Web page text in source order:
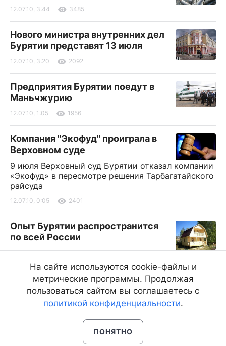
12.07.10, 3:44 3485
Нового министра внутренних дел
Бурятии представят 13 июля
12.07.10, 3:20 2092
Предприятия Бурятии поедут в
Маньчжурию
12.07.10, 1:05 1956
Компания "Экофуд" проиграла в
Верховном суде
9 июля Верховный суд Бурятии отказал компании
«Экофуд» в пересмотре решения Тарбагатайского
райсуда
12.07.10, 0:05 2401
Опыт Бурятии распространится
по всей России
11.07.10, 23:50 2549
В Улан-Удэ нашли целебный
источник
11.07.10, 23:45 2450
На сайте используются cookie-файлы и
метрические программы. Продолжая
пользоваться сайтом вы соглашаетесь с
политикой конфиденциальности.
ПОНЯТНО